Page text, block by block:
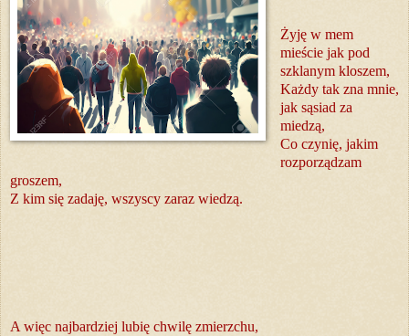
Żyję w mem
mieście jak pod
szklanym kloszem,
Każdy tak zna mnie,
jak sąsiad za
miedzą,
Co czynię, jakim
rozporządzam
groszem,
Z kim się zadaję, wszyscy zaraz wiedzą.
A więc najbardziej lubię chwilę zmierzchu,